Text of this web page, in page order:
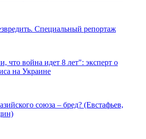
Специальный репортаж
что война идет 8 лет": эксперт о
на Украине
союза – бред? (Евстафьев,